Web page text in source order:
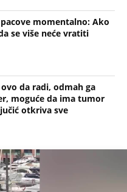
momentalno: Ako
se više neće vratiti
da radi, odmah ga
moguće da ima tumor
otkriva sve